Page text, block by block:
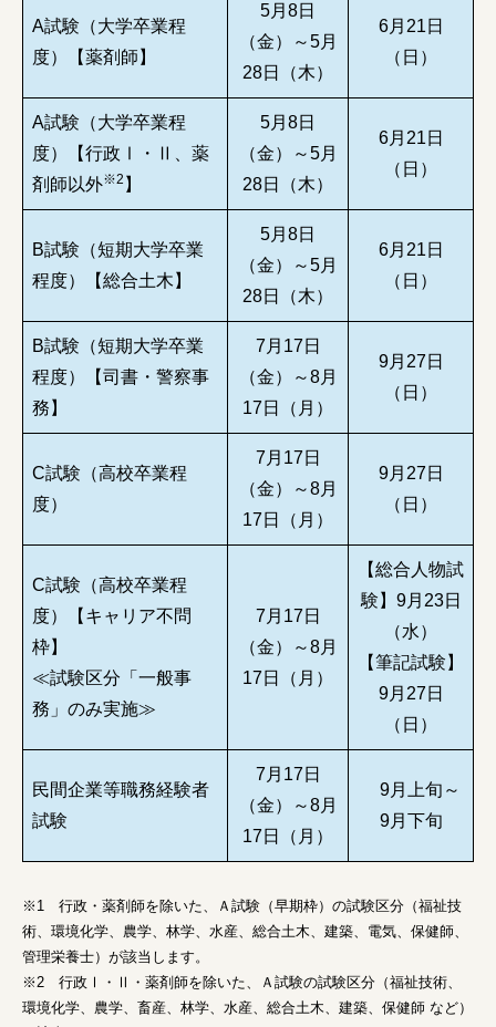
A試験（大学卒業程
度）【薬剤師】
5月8日
（金）～5月
28日（木）
6月21日
（日）
A試験（大学卒業程
度）【行政Ⅰ・Ⅱ、薬
剤師以外※2 】
5月8日
（金）～5月
28日（木）
6月21日
（日）
B試験（短期大学卒業
程度）【総合土木】
5月8日
（金）～5月
28日（木）
6月21日
（日）
B試験（短期大学卒業
程度）【司書・警察事
務】
7月17日
（金）～8月
17日（月）
9月27日
（日）
C試験（高校卒業程
度）
7月17日
（金）～8月
17日（月）
9月27日
（日）
C試験（高校卒業程
度）【キャリア不問
枠】
≪試験区分「一般事
務」のみ実施≫
7月17日
（金）～8月
17日（月）
【総合人物試
験】9月23日
（水）
【筆記試験】
9月27日
（日）
民間企業等職務経験者
試験
7月17日
（金）～8月
17日（月）
9月上旬～
9月下旬
※1 行政・薬剤師を除いた、Ａ試験（早期枠）の試験区分（福祉技
術、環境化学、農学、林学、水産、総合土木、建築、電気、保健師、
管理栄養士）が該当します。
※2 行政Ⅰ・Ⅱ・薬剤師を除いた、Ａ試験の試験区分（福祉技術、
環境化学、農学、畜産、林学、水産、総合土木、建築、保健師 など）